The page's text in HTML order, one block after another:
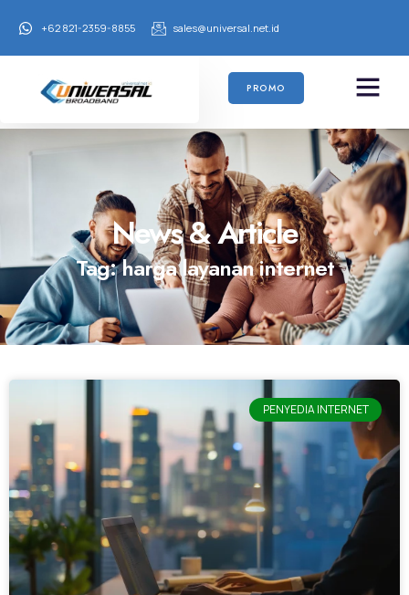
+62 821-2359-8855 sales@universal.net.id
PROMO
News & Article
Tag: harga layanan internet
PENYEDIA INTERNET